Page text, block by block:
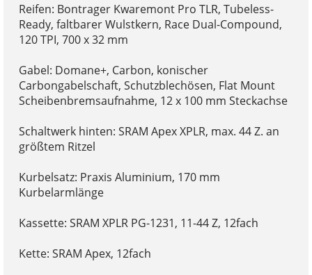
Reifen: Bontrager Kwaremont Pro TLR, Tubeless-
Ready, faltbarer Wulstkern, Race Dual-Compound,
120 TPI, 700 x 32 mm
Gabel: Domane+, Carbon, konischer
Carbongabelschaft, Schutzblechösen, Flat Mount
Scheibenbremsaufnahme, 12 x 100 mm Steckachse
Schaltwerk hinten: SRAM Apex XPLR, max. 44 Z. an
größtem Ritzel
Kurbelsatz: Praxis Aluminium, 170 mm
Kurbelarmlänge
Kassette: SRAM XPLR PG-1231, 11-44 Z, 12fach
Kette: SRAM Apex, 12fach